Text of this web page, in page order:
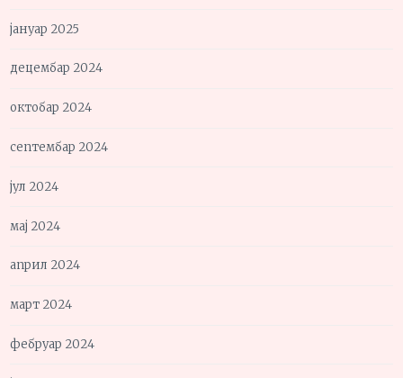
јануар 2025
децембар 2024
октобар 2024
септембар 2024
јул 2024
мај 2024
април 2024
март 2024
фебруар 2024